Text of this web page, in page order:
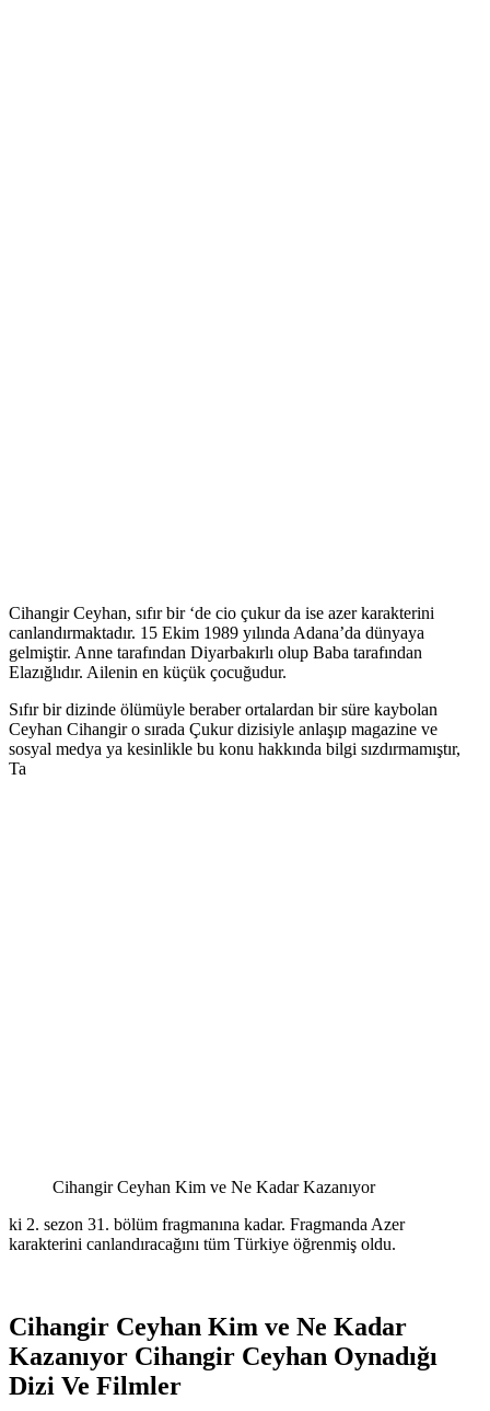
Cihangir Ceyhan, sıfır bir ‘de cio çukur da ise azer karakterini
canlandırmaktadır. 15 Ekim 1989 yılında Adana’da dünyaya
gelmiştir. Anne tarafından Diyarbakırlı olup Baba tarafından
Elazığlıdır. Ailenin en küçük çocuğudur.
Sıfır bir dizinde ölümüyle beraber ortalardan bir süre kaybolan
Ceyhan Cihangir o sırada Çukur dizisiyle anlaşıp magazine ve
sosyal medya ya kesinlikle bu konu hakkında bilgi sızdırmamıştır,
Ta
Cihangir Ceyhan Kim ve Ne Kadar Kazanıyor
ki 2. sezon 31. bölüm fragmanına kadar. Fragmanda Azer
karakterini canlandıracağını tüm Türkiye öğrenmiş oldu.
Cihangir Ceyhan Kim ve Ne Kadar
Kazanıyor Cihangir Ceyhan Oynadığı
Dizi Ve Filmler